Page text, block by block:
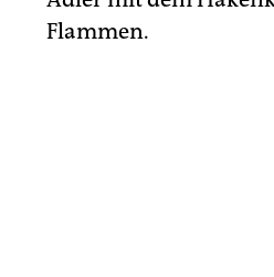
Flammen.